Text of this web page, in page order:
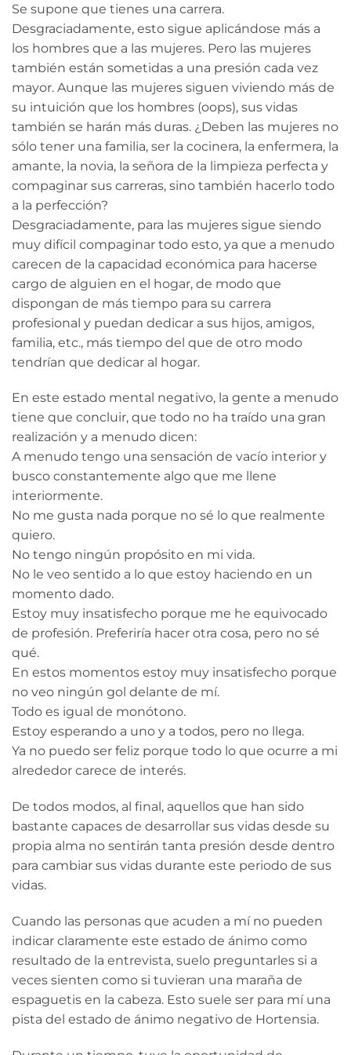
Se supone que tienes una carrera.
Desgraciadamente, esto sigue aplicándose más a
los hombres que a las mujeres. Pero las mujeres
también están sometidas a una presión cada vez
mayor. Aunque las mujeres siguen viviendo más de
su intuición que los hombres (oops), sus vidas
también se harán más duras. ¿Deben las mujeres no
sólo tener una familia, ser la cocinera, la enfermera, la
amante, la novia, la señora de la limpieza perfecta y
compaginar sus carreras, sino también hacerlo todo
a la perfección?
Desgraciadamente, para las mujeres sigue siendo
muy difícil compaginar todo esto, ya que a menudo
carecen de la capacidad económica para hacerse
cargo de alguien en el hogar, de modo que
dispongan de más tiempo para su carrera
profesional y puedan dedicar a sus hijos, amigos,
familia, etc., más tiempo del que de otro modo
tendrían que dedicar al hogar.
En este estado mental negativo, la gente a menudo
tiene que concluir, que todo no ha traído una gran
realización y a menudo dicen:
A menudo tengo una sensación de vacío interior y
busco constantemente algo que me llene
interiormente.
No me gusta nada porque no sé lo que realmente
quiero.
No tengo ningún propósito en mi vida.
No le veo sentido a lo que estoy haciendo en un
momento dado.
Estoy muy insatisfecho porque me he equivocado
de profesión. Preferiría hacer otra cosa, pero no sé
qué.
En estos momentos estoy muy insatisfecho porque
no veo ningún gol delante de mí.
Todo es igual de monótono.
Estoy esperando a uno y a todos, pero no llega.
Ya no puedo ser feliz porque todo lo que ocurre a mi
alrededor carece de interés.
De todos modos, al final, aquellos que han sido
bastante capaces de desarrollar sus vidas desde su
propia alma no sentirán tanta presión desde dentro
para cambiar sus vidas durante este periodo de sus
vidas.
Cuando las personas que acuden a mí no pueden
indicar claramente este estado de ánimo como
resultado de la entrevista, suelo preguntarles si a
veces sienten como si tuvieran una maraña de
espaguetis en la cabeza. Esto suele ser para mí una
pista del estado de ánimo negativo de Hortensia.